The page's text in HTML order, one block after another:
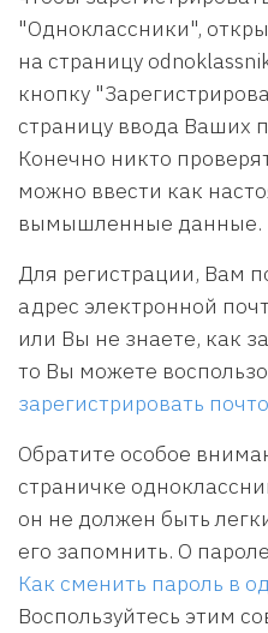
"Одноклассники",
на страницу
кнопку
страницу ввода Ваших
Конечно никто
можно ввести как
вымышленные данные.
Для регистрации, Вам
адрес электронной
или Вы не знаете, как
то Вы можете
зарегистрировать
Обратите особое
страничке
он не должен быть
его запомнить. О
Как сменить пароль в
Воспользуйтесь этим